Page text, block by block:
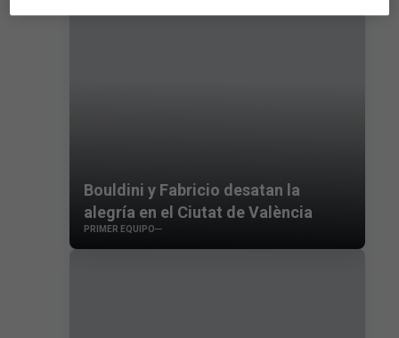
Bouldini y Fabricio desatan la
alegría en el Ciutat de València
PRIMER EQUIPO